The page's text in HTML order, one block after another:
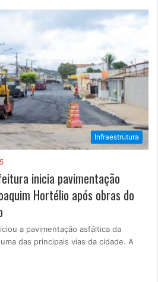
Infraestrutura
inicia pavimentação
Hortélio após obras do
a pavimentação asfáltica da
das principais vias da cidade. A